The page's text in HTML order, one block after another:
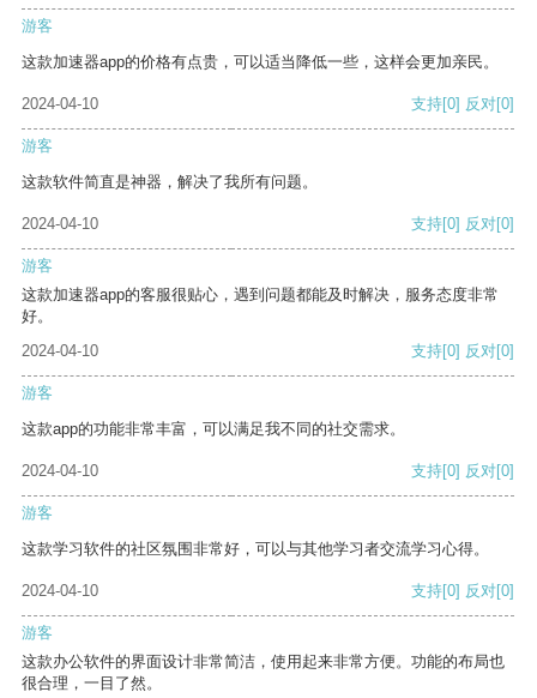
游客
这款加速器app的价格有点贵，可以适当降低一些，这样会更加亲民。
2024-04-10 支持[0] 反对[0]
游客
这款软件简直是神器，解决了我所有问题。
2024-04-10 支持[0] 反对[0]
游客
这款加速器app的客服很贴心，遇到问题都能及时解决，服务态度非常
好。
2024-04-10
支持[0] 反对[0]
游客
这款app的功能非常丰富，可以满足我不同的社交需求。
2024-04-10 支持[0] 反对[0]
游客
这款学习软件的社区氛围非常好，可以与其他学习者交流学习心得。
2024-04-10 支持[0] 反对[0]
游客
这款办公软件的界面设计非常简洁，使用起来非常方便。功能的布局也
很合理，一目了然。